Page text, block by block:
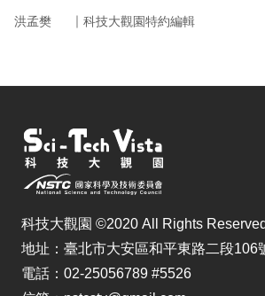
洪孟樊 ｜ 科技大觀園特約編輯
科技大觀園 ©2020 All Rights
地址：臺北市大安區和平東路二段106
電話：02-25056789 #5526